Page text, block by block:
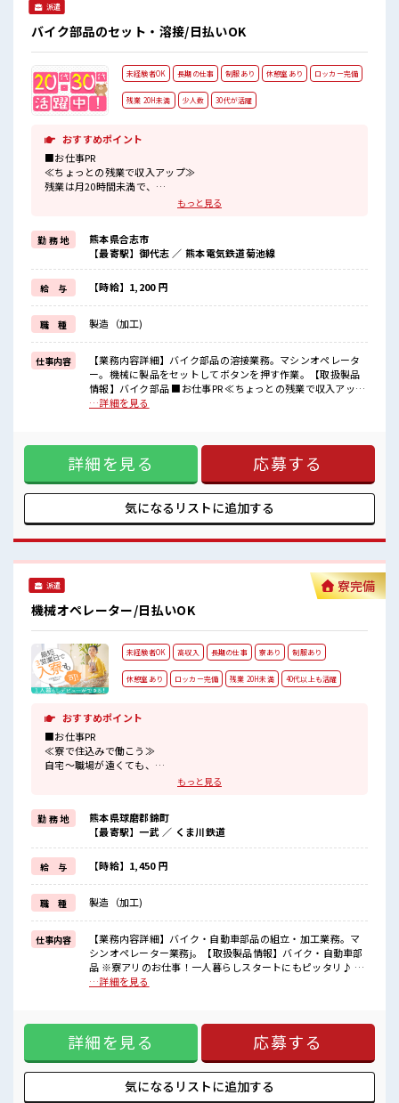
派遣
バイク部品のセット・溶接/日払いOK
未経験者OK 長期の仕事 制服あり 休憩室あり ロッカー完備
残業 20H未満 少人数 30代が活躍
おすすめポイント
■お仕事PR
≪ちょっとの残業で収入アップ≫
残業は月20時間未満で、
制服があるので、
毎日の服装の悩み解消♪
≪初めての仕事だけど自分にもできそう≫
新しいことにチャレンジするのは不安だけど、
しっかり働く環境が整っています！
イチからスキルUP・ステップUP目指していきましょう！
≪様々なお仕事をご提案≫
一人で悩まず気軽に相談できる、
派遣のお仕事です！
■職場の雰囲気
少人数の職場でこじんまり。
職場の仲間との交流もできちゃうかも？
程よく残業あり！
もっと見る
勤 務 地
熊本県合志市
【最寄駅】御代志 ／ 熊本電気鉄道菊池線
給 与 【時給】1,200 円
職 種 製造（加工)
仕事内容
【業務内容詳細】バイク部品の溶接業務。マシンオペレータ
ー。機械に製品をセットしてボタンを押す作業。【取扱製品
情報】バイク部品 ■お仕事PR ≪ちょっとの残業で収入アップ
≫ 残業は月20時間未満で、 ほどよく稼げます♪ ≪機能的な制
るのは不安だけど、 しっかり働く環境が整っています！ イチ
からスキルUP・ステップUP目指していきましょう！ ≪様々
なお仕事をご提案≫ 一人で悩まず気軽に相談できる、 派遣の
お仕事です！ ■職場の雰囲気 少人数の職場でこじんまり。 職
場の仲間との交流もできちゃうかも？ しっかり休める休憩室
あり！ オンオフの切替もできちゃう！ 程よく残業あり！
…詳細を見る
詳細を見る 応募する
気になるリストに追加する
派遣
機械オペレーター/日払いOK
寮完備
未経験者OK 高収入 長期の仕事 寮あり 制服あり
休憩室あり ロッカー完備 残業 20H未満 40代以上も活躍
おすすめポイント
■お仕事PR
≪寮で住込みで働こう≫
自宅～職場が遠くても、
興味があれば安心して応募できちゃう！
≪適度な残業でお給料UP≫
残業は月20時間未満で、
ほどよく稼げます♪
≪動きやすい制服アリ≫
制服があるので、
毎日の服装の悩み解消♪
≪初めての仕事だけど自分にもできそう≫
新しいことにチャレンジするのは不安だけど、
しっかり働く環境が整っています！
イチからスキルUP・ステップUP目指していきましょう！
■職場の雰囲気
しっかり休める休憩室あり！
ロッカー付き職場♪
ホドよく残業があるのでホドよく働きたい方にオススメ！
もっと見る
勤 務 地
熊本県球磨郡錦町
【最寄駅】一武 ／ くま川鉄道
給 与 【時給】1,450 円
職 種 製造（加工)
仕事内容
【業務内容詳細】バイク・自動車部品の組立・加工業務。マ
シンオペレーター業務j。【取扱製品情報】バイク・自動車部
品 ※寮アリのお仕事！一人暮らしスタートにもピッタリ♪ ■
お仕事PR ≪寮で住込みで働こう≫ 自宅～職場が遠くても、 興
20時間未満で、 ほどよく稼げます♪ ≪動きやすい制服アリ≫
制服があるので、 毎日の服装の悩み解消♪ ≪初めての仕事だ
けど自分にもできそう≫ 新しいことにチャレンジするのは不
安だけど、 しっかり働く環境が整っています！ イチからスキ
ルUP・ステップUP目指していきましょう！ ■職場の雰囲気
しっかり休める休憩室あり！ オンオフの切替もできちゃう！
…詳細を見る
詳細を見る 応募する
気になるリストに追加する